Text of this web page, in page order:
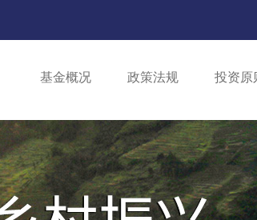
基金概况 政策法规 投资原